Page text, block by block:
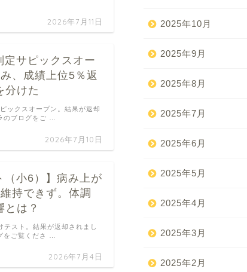
2026年7月11日
定サピックスオー
、成績上位5％返
分けた
2026年7月10日
ックスオープン。結果が返却
のブログをご …
（小6）】病み上が
持できず。体調
は？
2026年7月4日
スト。結果が返却されまし
をご覧くださ …
2025年10月
2025年9月
2025年8月
2025年7月
2025年6月
2025年5月
2025年4月
2025年3月
2025年2月